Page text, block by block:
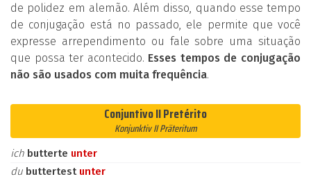
de polidez em alemão. Além disso, quando esse tempo
de conjugação está no passado, ele permite que você
expresse arrependimento ou fale sobre uma situação
que possa ter acontecido. Esses tempos de conjugação
não são usados com muita frequência.
Conjuntivo II Pretérito
Konjunktiv II Präteritum
ich butterte unter
du buttertest unter